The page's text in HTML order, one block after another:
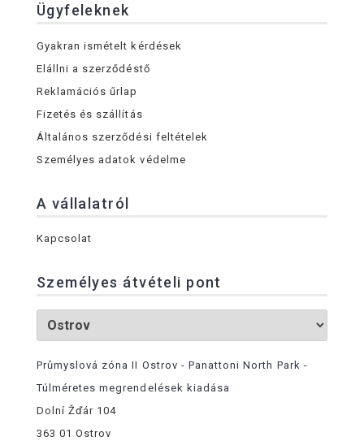
Ügyfeleknek
Gyakran ismételt kérdések
Elállni a szerződéstő
Reklamációs űrlap
Fizetés és szállítás
Általános szerződési feltételek
Személyes adatok védelme
A vállalatról
Kapcsolat
Személyes átvételi pont
Průmyslová zóna II Ostrov - Panattoni North Park -
Túlméretes megrendelések kiadása
Dolní Žďár 104
363 01 Ostrov